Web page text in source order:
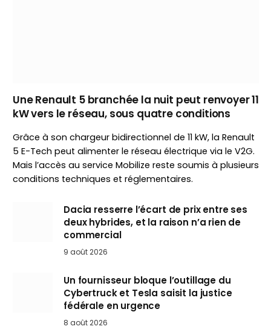
Une Renault 5 branchée la nuit peut renvoyer 11
kW vers le réseau, sous quatre conditions
Grâce à son chargeur bidirectionnel de 11 kW, la Renault
5 E-Tech peut alimenter le réseau électrique via le V2G.
Mais l’accès au service Mobilize reste soumis à plusieurs
conditions techniques et réglementaires.
Dacia resserre l’écart de prix entre ses
deux hybrides, et la raison n’a rien de
commercial
9 août 2026
Un fournisseur bloque l’outillage du
Cybertruck et Tesla saisit la justice
fédérale en urgence
8 août 2026